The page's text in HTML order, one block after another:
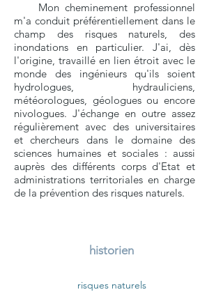
Mon cheminement professionnel
m'a conduit préférentiellement dans le
champ des risques naturels, des
inondations en particulier. J'ai, dès
l'origine, travaillé en lien étroit avec le
monde des ingénieurs qu'ils soient
hydrologues, hydrauliciens,
météorologues, géologues ou encore
nivologues. J'échange en outre assez
régulièrement avec des universitaires
et chercheurs dans le domaine des
sciences humaines et sociales : aussi
auprès des différents corps d'Etat et
administrations territoriales en charge
de la prévention des risques naturels.
historien
risques naturels